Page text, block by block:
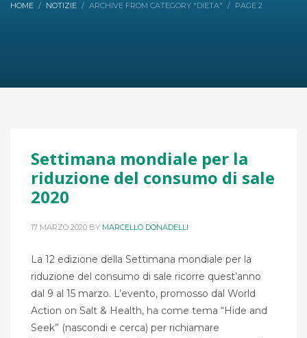
HOME NOTIZIE ARCHIVE FROM CATEGORY "DIETA" PAGE 2
Settimana mondiale per la
riduzione del consumo di sale
2020
17 MARZO 2020 BY MARCELLO DONADELLI
La 12 edizione della Settimana mondiale per la
riduzione del consumo di sale ricorre quest’anno
dal 9 al 15 marzo. L’evento, promosso dal World
Action on Salt & Health, ha come tema “Hide and
Seek” (nascondi e cerca) per richiamare